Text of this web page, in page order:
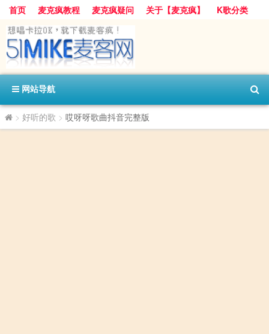
首页 麦克疯教程 麦克疯疑问 关于【麦克疯】 K歌分类
网站导航
> 好听的歌 > 哎呀呀歌曲抖音完整版